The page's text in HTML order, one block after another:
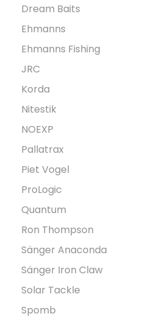
Dream Baits
Ehmanns
Ehmanns Fishing
JRC
Korda
Nitestik
NOEXP
Pallatrax
Piet Vogel
ProLogic
Quantum
Ron Thompson
Sänger Anaconda
Sänger Iron Claw
Solar Tackle
Spomb